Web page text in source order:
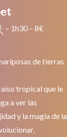
– 1h30 – 8€
de tierras
tropical que le
a ver las
y la magia de la